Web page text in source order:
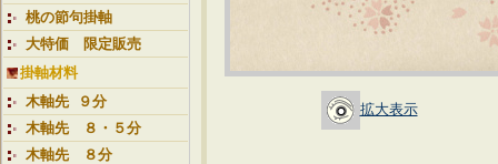
桃の節句掛軸
大特価 限定販売
掛軸材料
木軸先 ９分
木軸先 ８・５分
木軸先 ８分
拡大表示